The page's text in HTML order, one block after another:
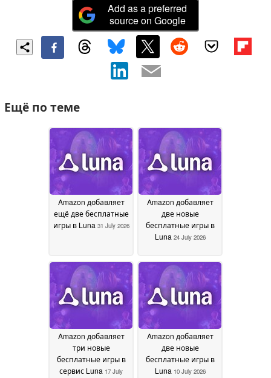
Add as a preferred
source on Google
Ещё по теме
Amazon добавляет
ещё две бесплатные
игры в Luna 31 July 2026
Amazon добавляет
две новые
бесплатные игры в
Luna 24 July 2026
Amazon добавляет
три новые
бесплатные игры в
сервис Luna 17 July
Amazon добавляет
две новые
бесплатные игры в
Luna 10 July 2026